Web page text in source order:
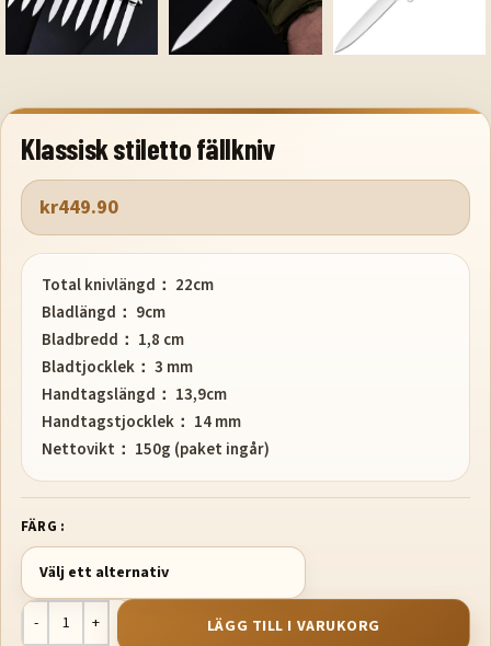
Klassisk stiletto fällkniv
kr449.90
Total knivlängd： 22cm
Bladlängd： 9cm
Bladbredd： 1,8 cm
Bladtjocklek： 3 mm
Handtagslängd： 13,9cm
Handtagstjocklek： 14 mm
Nettovikt： 150g (paket ingår)
FÄRG
LÄGG TILL I VARUKORG